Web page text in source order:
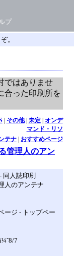
プ
。
ではありませ
合った印刷所を
| その他| 未定| オンデ
マンド・リソ
テナ| おすすめページ
管理人のアン
同人誌印刷
人のアンテナ
ージ - トップペー
7